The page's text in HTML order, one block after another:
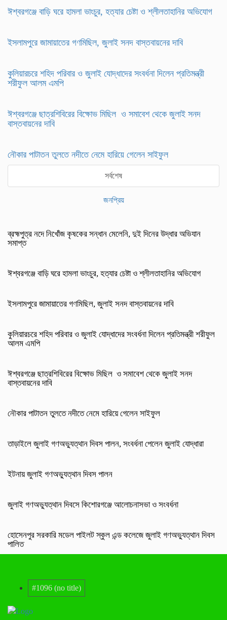
ঈশ্বরগঞ্জে বাড়ি ঘরে হামলা ভাংচুর, হত্যার চেষ্টা ও শ্লীলতাহানির অভিযোগ
ইসলামপুরে জামায়াতের গণমিছিল, জুলাই সনদ বাস্তবায়নের দাবি
কুলিয়ারচরে শহিদ পরিবার ও জুলাই যোদ্ধাদের সংবর্ধনা দিলেন প্রতিমন্ত্রী
শরীফুল আলম এমপি
ঈশ্বরগঞ্জে ছাত্রশিবিরের বিক্ষোভ মিছিল ও সমাবেশ থেকে জুলাই সনদ
বাস্তবায়নের দাবি
নৌকার পাটাতন তুলতে নদীতে নেমে হারিয়ে গেলেন সাইফুল
সর্বশেষ
জনপ্রিয়
ব্রহ্মপুত্র নদে নিখোঁজ কৃষকের সন্ধান মেলেনি, দুই দিনের উদ্ধার অভিযান
সমাপ্ত
ঈশ্বরগঞ্জে বাড়ি ঘরে হামলা ভাংচুর, হত্যার চেষ্টা ও শ্লীলতাহানির অভিযোগ
ইসলামপুরে জামায়াতের গণমিছিল, জুলাই সনদ বাস্তবায়নের দাবি
কুলিয়ারচরে শহিদ পরিবার ও জুলাই যোদ্ধাদের সংবর্ধনা দিলেন প্রতিমন্ত্রী শরীফুল
আলম এমপি
ঈশ্বরগঞ্জে ছাত্রশিবিরের বিক্ষোভ মিছিল ও সমাবেশ থেকে জুলাই সনদ
বাস্তবায়নের দাবি
নৌকার পাটাতন তুলতে নদীতে নেমে হারিয়ে গেলেন সাইফুল
তাড়াইলে জুলাই গণঅভ্যুত্থান দিবস পালন, সংবর্ধনা পেলেন জুলাই যোদ্ধারা
ইটনায় জুলাই গণঅভ্যুত্থান দিবস পালন
জুলাই গণঅভ্যুত্থান দিবসে কিশোরগঞ্জে আলোচনাসভা ও সংবর্ধনা
হোসেনপুর সরকারি মডেল পাইলট স্কুল এন্ড কলেজে জুলাই গণঅভ্যুত্থান দিবস
পালিত
#1096 (no title)